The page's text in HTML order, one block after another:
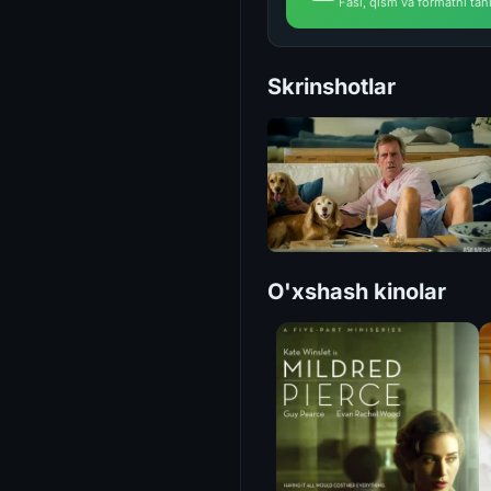
Skrinshotlar
O'xshash kinolar